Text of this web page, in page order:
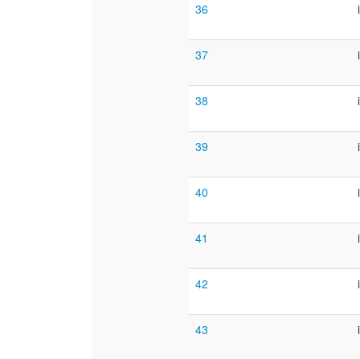
36
37
38
39
40
41
42
43